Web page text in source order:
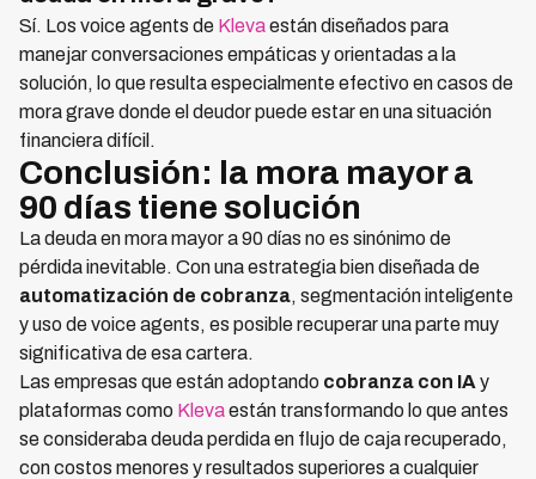
Sí. Los voice agents de Klevaestán diseñados para
manejar conversaciones empáticas y orientadas a la
solución, lo que resulta especialmente efectivo en casos de
mora grave donde el deudor puede estar en una situación
financiera difícil.
Conclusión: la mora mayor a
90 días tiene solución
La deuda en mora mayor a 90 días no es sinónimo de
pérdida inevitable. Con una estrategia bien diseñada de
automatización de cobranza, segmentación inteligente
y uso de voice agents, es posible recuperar una parte muy
significativa de esa cartera.
Las empresas que están adoptando cobranza con IA y
plataformas como Klevaestán transformando lo que antes
se consideraba deuda perdida en flujo de caja recuperado,
con costos menores y resultados superiores a cualquier